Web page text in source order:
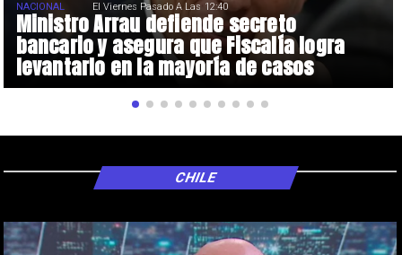
Ministro Arrau defiende secreto
bancario y asegura que Fiscalía logra
levantarlo en la mayoría de casos
NACIONAL El Viernes Pasado A Las 12:40
CHILE